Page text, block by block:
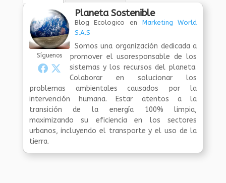
Síguenos
Planeta Sostenible
Blog Ecologico en Marketing World
S.A.S
Somos una organización dedicada a
promover el usoresponsable de los
sistemas y los recursos del planeta.
Colaborar en solucionar los
problemas ambientales causados por la
intervención humana. Estar atentos a la
transición de la energía 100% limpia,
maximizando su eficiencia en los sectores
urbanos, incluyendo el transporte y el uso de la
tierra.